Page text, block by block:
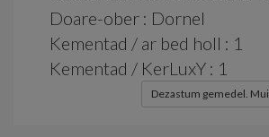
Doare-ober : Dornel
Kementad / ar bed holl : 1
Kementad / KerLuxY : 1
Dezastum gemedel.